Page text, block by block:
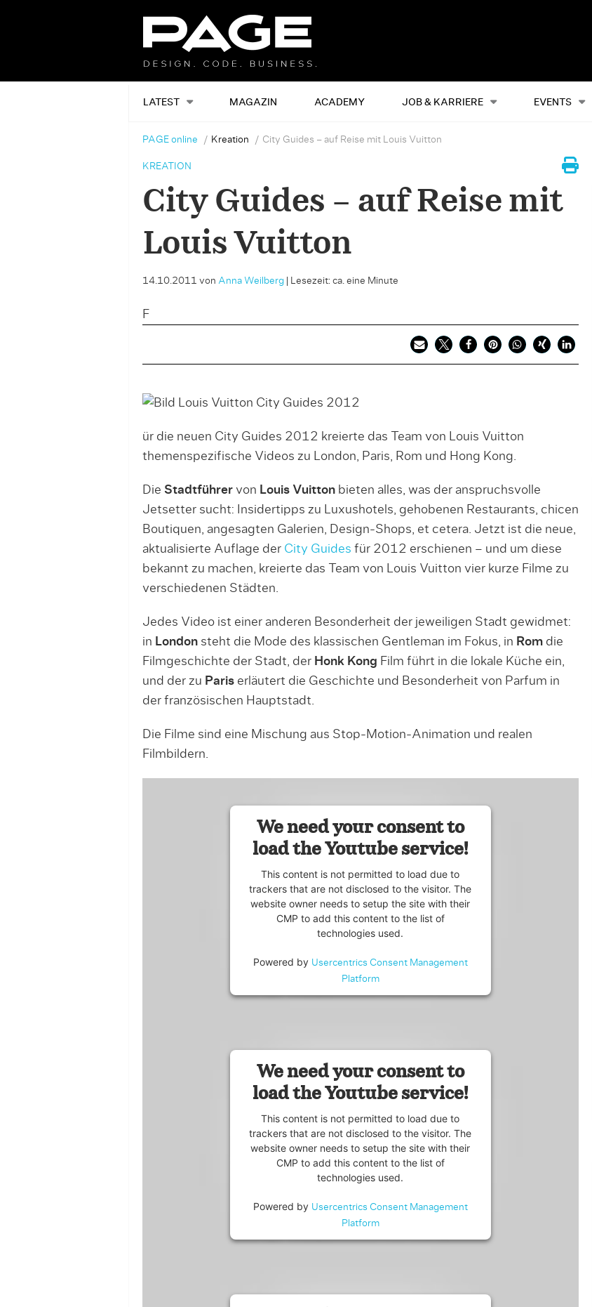
LATEST MAGAZIN ACADEMY JOB & KARRIERE EVENTS
Alles Events
PAGE online Kreation City Guides – auf Reise mit Louis Vuitton
KREATION
City Guides – auf Reise mit
Louis Vuitton
14.10.2011 von Anna Weilberg| Lesezeit: ca. eine Minute
F
ür die neuen City Guides 2012 kreierte das Team von Louis Vuitton
themenspezifische Videos zu London, Paris, Rom und Hong Kong.
Die Stadtführervon Louis Vuittonbieten alles, was der anspruchsvolle
Jetsetter sucht: Insidertipps zu Luxushotels, gehobenen Restaurants, chicen
Boutiquen, angesagten Galerien, Design-Shops, et cetera. Jetzt ist die neue,
aktualisierte Auflage der City Guides für 2012 erschienen – und um diese
bekannt zu machen, kreierte das Team von Louis Vuitton vier kurze Filme zu
verschiedenen Städten.
Jedes Video ist einer anderen Besonderheit der jeweiligen Stadt gewidmet:
in Londonsteht die Mode des klassischen Gentleman im Fokus, in Romdie
Filmgeschichte der Stadt, der Honk Kong Film führt in die lokale Küche ein,
und der zu Pariserläutert die Geschichte und Besonderheit von Parfum in
der französischen Hauptstadt.
Die Filme sind eine Mischung aus Stop-Motion-Animation und realen
Filmbildern.
We need your consent to
load the Youtube service!
This content is not permitted to load due to
trackers that are not disclosed to the visitor. The
website owner needs to setup the site with their
CMP to add this content to the list of
technologies used.
Powered by Usercentrics Consent Management
Platform
We need your consent to
load the Youtube service!
This content is not permitted to load due to
trackers that are not disclosed to the visitor. The
website owner needs to setup the site with their
CMP to add this content to the list of
technologies used.
Powered by Usercentrics Consent Management
Platform